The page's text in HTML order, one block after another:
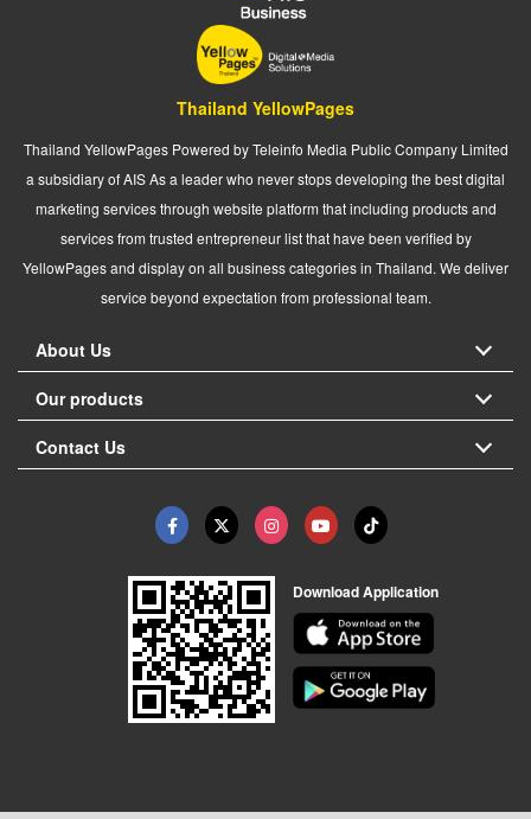
Thailand YellowPages
Thailand YellowPages Powered by Teleinfo Media Public Company Limited
a subsidiary of AIS As a leader who never stops developing the best digital
marketing services through website platform that including products and
services from trusted entrepreneur list that have been verified by
YellowPages and display on all business categories in Thailand. We deliver
service beyond expectation from professional team.
About Us
Our products
Contact Us
Download Application